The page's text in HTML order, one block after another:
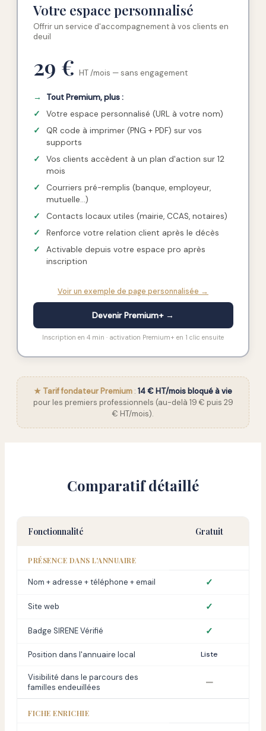
Votre espace personnalisé
Offrir un service d'accompagnement à vos clients en
deuil
29 € HT /mois — sans engagement
→
Tout Premium, plus :
✓
Votre espace personnalisé (URL à votre nom)
✓
QR code à imprimer (PNG + PDF) sur vos
supports
✓
Vos clients accèdent à un plan d'action sur 12
mois
✓
Courriers pré-remplis (banque, employeur,
mutuelle…)
✓
Contacts locaux utiles (mairie, CCAS, notaires)
✓
Renforce votre relation client après le décès
✓
Activable depuis votre espace pro après
inscription
Voir un exemple de page personnalisée →
Devenir Premium+ →
Inscription en 4 min · activation Premium+ en 1 clic ensuite
★ Tarif fondateur Premium : 14 € HT/mois bloqué à vie
pour les premiers professionnels (au-delà 19 € puis 29
€ HT/mois).
Comparatif détaillé
Fonctionnalité Gratuit
PRÉSENCE DANS L'ANNUAIRE
Nom + adresse + téléphone + email ✓
Site web ✓
Badge SIRENE Vérifié ✓
Position dans l'annuaire local Liste
Visibilité dans le parcours des
familles endeuillées
—
FICHE ENRICHIE